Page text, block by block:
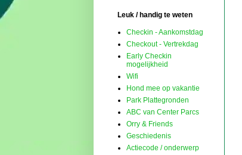
Leuk / handig te weten
Checkin - Aankomstdag
Checkout - Vertrekdag
Early Checkin
mogelijkheid
Wifi
Hond mee op vakantie
Park Plattegronden
ABC van Center Parcs
Orry & Friends
Geschiedenis
Actiecode / onderwerp